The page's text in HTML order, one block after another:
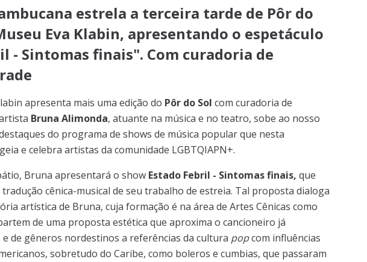
estrela a terceira tarde de Pôr do
Eva Klabin, apresentando o espetáculo
- Sintomas finais". Com curadoria de
apresenta mais uma edição do Pôr do Sol com curadoria de
Bruna Alimonda, atuante na música e no teatro, sobe ao nosso
do programa de shows de música popular que nesta
e celebra artistas da comunidade LGBTQIAPN+.
Bruna apresentará o show Estado Febril - Sintomas finais, que
tradução cênica-musical de seu trabalho de estreia. Tal proposta dialoga
artística de Bruna, cuja formação é na área de Artes Cênicas como
de uma proposta estética que aproxima o cancioneiro já
de gêneros nordestinos a referências da cultura popcom influências
sobretudo do Caribe, como boleros e cumbias, que passaram